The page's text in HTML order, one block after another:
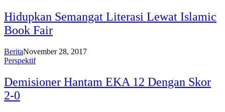
Hidupkan Semangat Literasi Lewat Islamic
Book Fair
BeritaNovember 28, 2017
Perspektif
Demisioner Hantam EKA 12 Dengan Skor
2-0